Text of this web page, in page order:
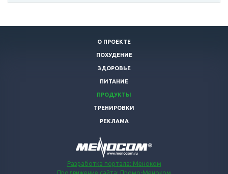
О ПРОЕКТЕ
ПОХУДЕНИЕ
ЗДОРОВЬЕ
ПИТАНИЕ
ПРОДУКТЫ
ТРЕНИРОВКИ
РЕКЛАМА
Разработка портала: Меноком